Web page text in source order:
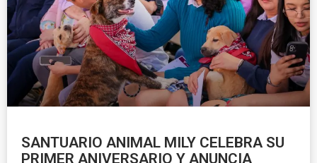
SANTUARIO ANIMAL MILY CELEBRA SU
PRIMER ANIVERSARIO Y ANUNCIA